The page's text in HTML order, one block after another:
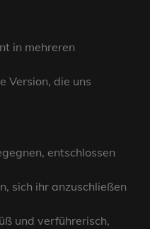
in mehreren
Version, die uns
entschlossen
sich ihr anzuschließen
und verführerisch,